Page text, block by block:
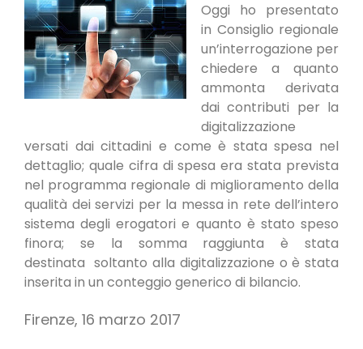
Oggi ho presentato
in Consiglio regionale
un’interrogazione per
chiedere a quanto
ammonta derivata
dai contributi per la
digitalizzazione
versati dai cittadini e come è stata spesa nel
dettaglio; quale cifra di spesa era stata prevista
nel programma regionale di miglioramento della
qualità dei servizi per la messa in rete dell’intero
sistema degli erogatori e quanto è stato speso
finora; se la somma raggiunta è stata
destinata soltanto alla digitalizzazione o è stata
inserita in un conteggio generico di bilancio.
Firenze, 16 marzo 2017